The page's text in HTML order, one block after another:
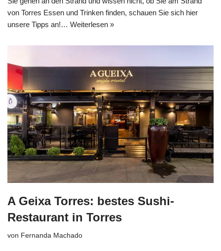
von Torres Essen und Trinken finden, schauen Sie sich hier
unsere Tipps an!… Weiterlesen »
A Geixa Torres: bestes Sushi-
Restaurant in Torres
von Fernanda Machado